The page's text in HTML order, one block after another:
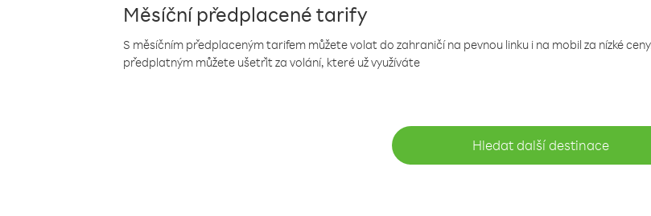
Měsíční předplacené tarify
S měsíčním předplaceným tarifem můžete volat do zahraničí na pevnou linku i na mobil za nízké
předplatným můžete ušetřit za volání, které už využíváte
Hledat další destinace